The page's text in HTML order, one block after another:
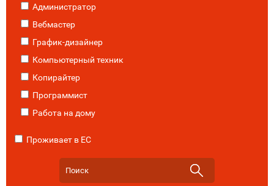
Администратор
Вебмастер
График-дизайнер
Компьютерный техник
Копирайтер
Программист
Работа на дому
Проживает в ЕС